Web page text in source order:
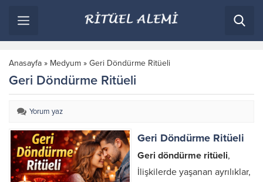
Anasayfa » Medyum » Geri Döndürme Ritüeli
Geri Döndürme Ritüeli
Yorum yaz
Geri Döndürme Ritüeli
Geri döndürme ritüeli,
İlişkilerde yaşanan ayrılıklar,